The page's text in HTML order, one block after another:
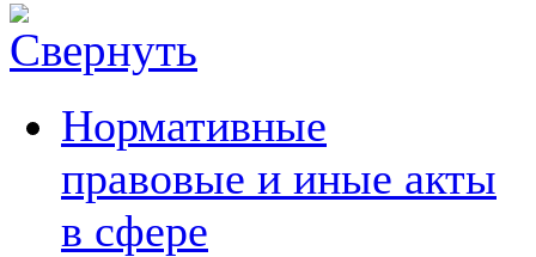
Нормативные
правовые и иные акты
в сфере